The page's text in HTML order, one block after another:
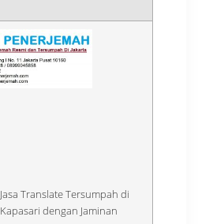
Jasa Translate Tersumpah di
Kapasari dengan Jaminan